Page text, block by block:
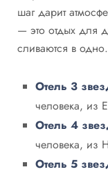
шаг дарит
— это отдых для
сливаются в одно.
Отель 3
человека, из
Отель 4
человека, из
Отель 5